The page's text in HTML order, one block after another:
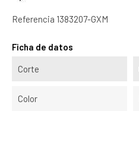
Referencia 1383207-GXM
Ficha de datos
Corte
Color